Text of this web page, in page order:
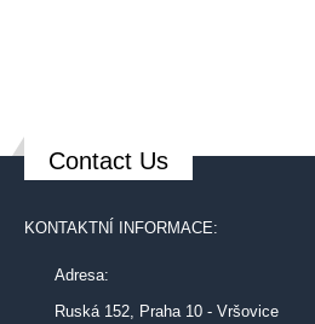
Contact Us
KONTAKTNÍ INFORMACE:
Adresa:
Ruská 152, Praha 10 - Vršovice